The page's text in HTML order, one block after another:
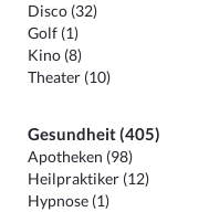
Disco (32)
Golf (1)
Kino (8)
Theater (10)
Gesundheit (405)
Apotheken (98)
Heilpraktiker (12)
Hypnose (1)